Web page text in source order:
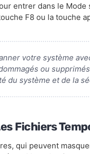
entrer dans le Mode
F8 ou la touche
votre système
ou
du système et de la
Fichiers
qui peuvent